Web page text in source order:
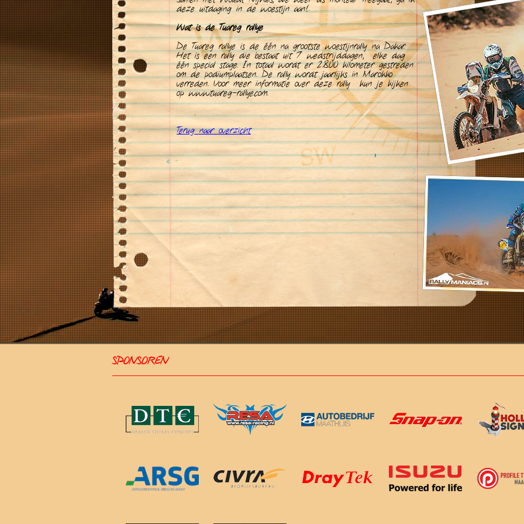
deze uitdaging in de woestijn aan!
Wat is de Tuareg rallye
De Tuareg rallye is de één na grootste woestijnrally na Dakar.
Het is een rally die bestaat uit 7 wedstrijddagen, elke dag
één special stage. In totaal wordt er 2.800 kilometer gestreden
om de podiumplaatsen. De rally wordt jaarlijks in Marokko
verreden. Voor meer informatie over deze rally kun je kijken
op www.tuareg-rallye.com.
Terug naar overzicht
SPONSOREN